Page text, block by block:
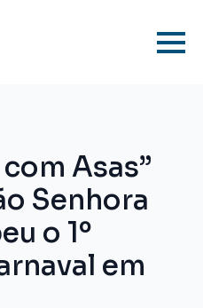
Asas”
Senhora
o 1º
em